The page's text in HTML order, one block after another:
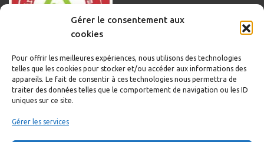
Gérer le consentement aux
cookies
Pour offrir les meilleures expériences, nous utilisons des technologies
telles que les cookies pour stocker et/ou accéder aux informations des
appareils. Le fait de consentir à ces technologies nous permettra de
traiter des données telles que le comportement de navigation ou les ID
uniques sur ce site.
Gérer les services
Informations légales